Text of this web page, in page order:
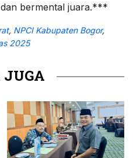
bermental juara.***
, NPCI Kabupaten Bogor,
2025
JUGA